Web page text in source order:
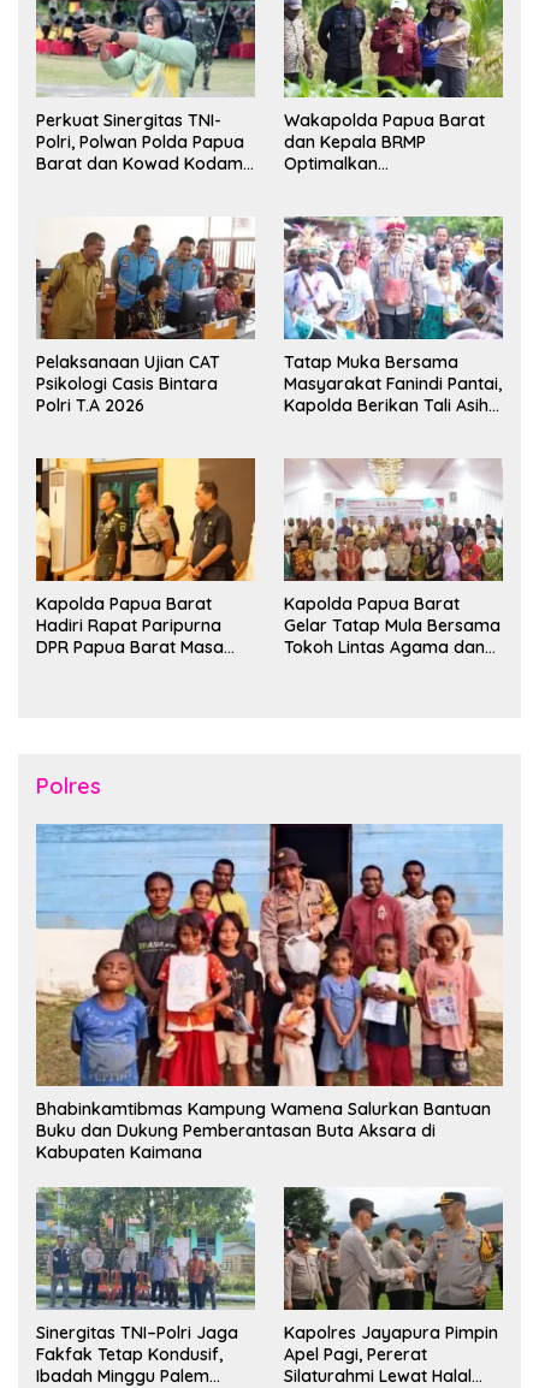
Perkuat Sinergitas TNI-
Polri, Polwan Polda Papua
Barat dan Kowad Kodam
Persahabatan
Wakapolda Papua Barat
dan Kepala BRMP
Optimalkan
Pangan Papua Barat
Pelaksanaan Ujian CAT
Psikologi Casis Bintara
Polri T.A 2026
Tatap Muka Bersama
Masyarakat Fanindi Pantai,
Kapolda Berikan Tali Asih
Kapolda Papua Barat
Hadiri Rapat Paripurna
DPR Papua Barat Masa
Kapolda Papua Barat
Gelar Tatap Mula Bersama
Tokoh Lintas Agama dan
Polres
Bhabinkamtibmas Kampung Wamena Salurkan Bantuan
Buku dan Dukung Pemberantasan Buta Aksara di
Kabupaten Kaimana
Sinergitas TNI–Polri Jaga
Fakfak Tetap Kondusif,
Ibadah Minggu Palem
Kapolres Jayapura Pimpin
Apel Pagi, Pererat
Silaturahmi Lewat Halal